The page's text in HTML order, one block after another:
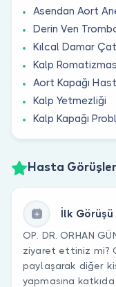
Asendan Aort
Derin Ven
Kılcal Damar
Kalp
Aort Kapağı
Kalp Yetmezliği
Kalp Kapağı
Hasta
İlk Görüşü
OP. DR. ORHAN
ziyaret ettiniz mi?
paylaşarak diğer
yapmasına